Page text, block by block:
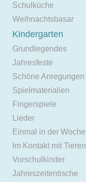
Schulküche
Weihnachtsbasar
Kindergarten
Grundlegendes
Jahresfeste
Schöne Anregungen
Spielmaterialien
Fingerspiele
Lieder
Einmal in der Woche
Im Kontakt mit Tieren
Vorschulkinder
Jahreszeitentische